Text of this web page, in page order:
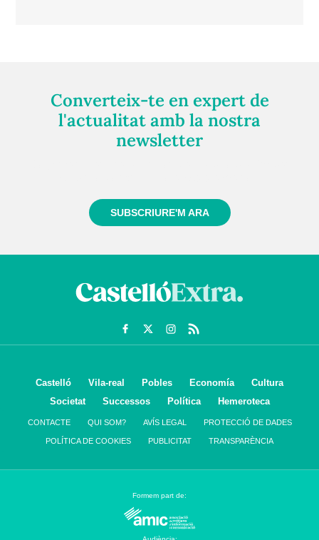
Converteix-te en expert de
l'actualitat amb la nostra
newsletter
SUBSCRIURE'M ARA
Castelló Vila-real Pobles Economía
Cultura
Societat
Successos Política Hemeroteca
CONTACTE QUI SOM? AVÍS LEGAL PROTECCIÓ DE DADES
POLÍTICA DE COOKIES PUBLICITAT TRANSPARÈNCIA
Formem part de: